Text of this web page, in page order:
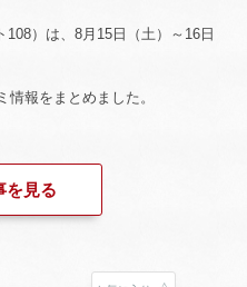
）は、8月15日（土）～16日
情報をまとめました。
を見る